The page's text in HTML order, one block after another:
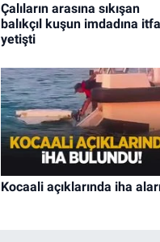
Çalıların arasına sıkışan
balıkçıl kuşun imdadına
yetişti
Kocaali açıklarında iha